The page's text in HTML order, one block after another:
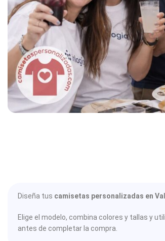
Diseña tus camisetas personalizadas en
Elige el modelo, combina colores y tallas y
antes de completar la compra.